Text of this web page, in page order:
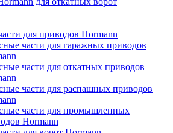
для приводов Hormann
части для гаражных приводов
части для откатных приводов
части для распашных приводов
части для промышленных
Hormann